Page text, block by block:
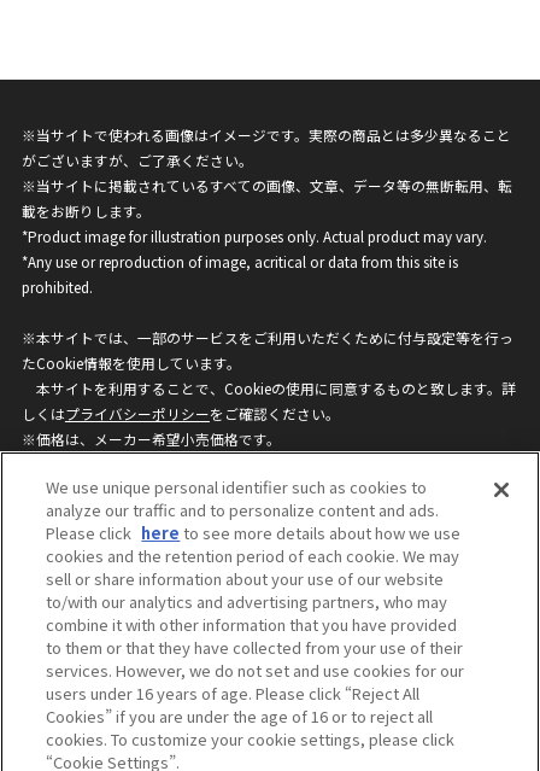
※当サイトで使われる画像はイメージです。実際の商品とは多少異なること
がございますが、ご了承ください。
※当サイトに掲載されているすべての画像、文章、データ等の無断転用、転
載をお断りします。
*Product image for illustration purposes only. Actual product may vary.
*Any use or reproduction of image, acritical or data from this site is
prohibited.
※本サイトでは、一部のサービスをご利用いただくために付与設定等を行っ
たCookie情報を使用しています。
本サイトを利用することで、Cookieの使用に同意するものと致します。詳
しくはプライバシーポリシーをご確認ください。
※価格は、メーカー希望小売価格です。
ざいますのでご了承ください。
privacypolicy
Do Not Sell or Share My
Personal Information
ウェブサイトご利用条件
ソーシャルメディアポリシー
個人情報保護方針
お問い合わせ
©BANDAI
We use unique personal identifier such as cookies to
analyze our traffic and to personalize content and ads.
Please click here to see more details about how we use
cookies and the retention period of each cookie. We may
sell or share information about your use of our website
to/with our analytics and advertising partners, who may
combine it with other information that you have provided
to them or that they have collected from your use of their
services. However, we do not set and use cookies for our
users under 16 years of age. Please click “Reject All
Cookies” if you are under the age of 16 or to reject all
cookies. To customize your cookie settings, please click
“Cookie Settings”.